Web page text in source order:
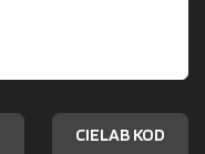
CIELAB KOD